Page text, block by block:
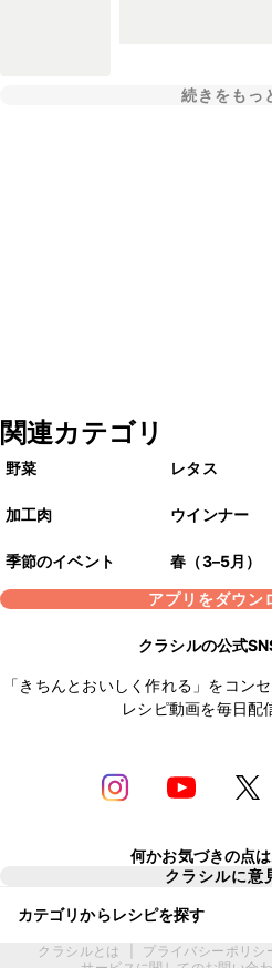
続きをもっ
関連カテゴリ
野菜 レタス
加工肉 ウインナー
季節のイベント 春（3–5月）
アプリをダウン
クラシルの公式
「きちんとおいしく作れる」をコン
レシピ動画を毎日配
何かお気づきの点
クラシルに意
カテゴリからレシピを探す
クラシルとは プライバシーポリシ